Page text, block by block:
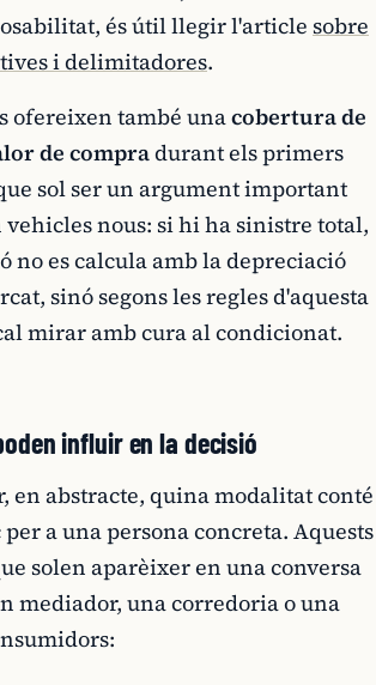
és útil llegir l'article sobre
i delimitadores.
ofereixen també unacobertura de
de compradurant els primers
sol ser un argument important
nous: si hi ha sinistre total,
no es calcula amb la depreciació
sinó segons les regles d'aquesta
mirar amb cura al condicionat.
influir en la decisió
en abstracte, quina modalitat conté
a una persona concreta. Aquests
solen aparèixer en una conversa
mediador, una corredoria o una